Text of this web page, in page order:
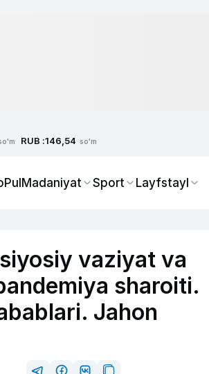
RUB :146,54 so'm
PulMadaniyat Sport Layfstayl
vaziyat va
sharoiti.
Jahon